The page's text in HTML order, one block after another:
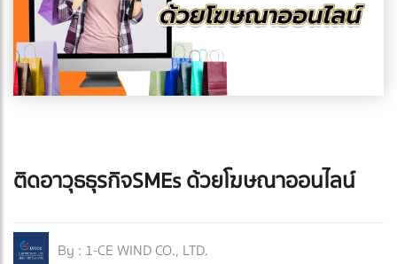
ติดอาวุธธุรกิจSMEs ด้วยโฆษณาออนไลน์
By : 1-CE WIND CO., LTD.